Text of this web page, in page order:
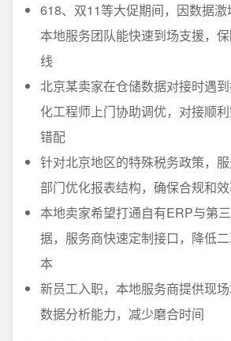
618、双11等大促期间，因数据激
本地服务团队能快速到场支援，
线
北京某卖家在仓储数据对接时遇
化工程师上门协助调优，对接顺
错配
针对北京地区的特殊税务政策，
部门优化报表结构，确保合规和
本地卖家希望打通自有ERP与第
据，服务商快速定制接口，降低
本
新员工入职，本地服务商提供现
数据分析能力，减少磨合时间